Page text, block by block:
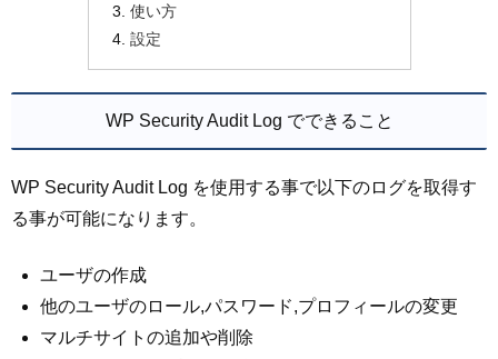
使い方
設定
WP Security Audit Log でできること
WP Security Audit Log を使用する事で以下のログを取得す
る事が可能になります。
ユーザの作成
他のユーザのロール,パスワード,プロフィールの変更
マルチサイトの追加や削除